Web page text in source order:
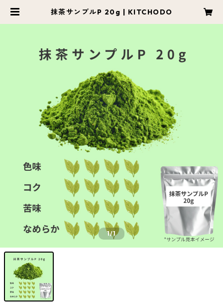
抹茶サンプルP 20g | KITCHODO
1/1